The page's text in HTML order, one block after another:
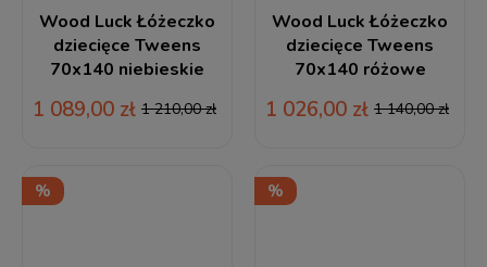
Wood Luck Łóżeczko
dziecięce Tweens
70x140 niebieskie
1 089,00 zł 1 210,00 zł
Wood Luck Łóżeczko
dziecięce Tweens
70x140 różowe
1 026,00 zł 1 140,00 zł